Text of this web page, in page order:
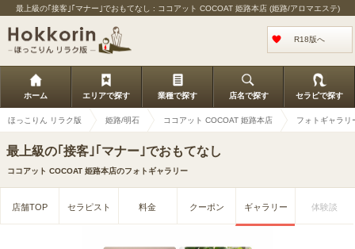
最上級の｢接客｣｢マナー｣でおもてなし : ココアット COCOAT 姫路本店 (姫路/アロマエステ)
R18版へ
ホーム エリアで探す 業種で探す 店名で探す セラピで探す
ほっこりん リラク版 姫路/明石 ココアット COCOAT 姫路本店 フォトギャラリ
最上級の｢接客｣｢マナー｣でおもてなし
ココアット COCOAT 姫路本店のフォトギャラリー
店舗TOP セラピスト 料金 クーポン ギャラリー 体験談